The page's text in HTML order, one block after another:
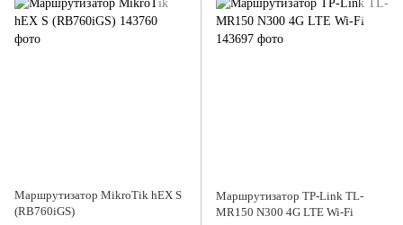
Маршрутизатор MikroTik hEX S
(RB760iGS)
Маршрутизатор TP-Link TL-
MR150 N300 4G LTE Wi-Fi